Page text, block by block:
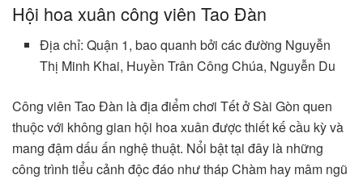
Hội hoa xuân công viên Tao Đàn
Địa chỉ: Quận 1, bao quanh bởi các đường Nguyễn
Thị Minh Khai, Huyền Trân Công Chúa, Nguyễn Du
Công viên Tao Đàn là địa điểm chơi Tết ở Sài Gòn quen
thuộc với không gian hội hoa xuân được thiết kế cầu kỳ và
mang đậm dấu ấn nghệ thuật. Nổi bật tại đây là những
công trình tiểu cảnh độc đáo như tháp Chàm hay mâm ngũ